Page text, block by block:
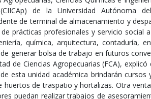
de la Universidad Autónoma
de terminal de almacenamiento y
prácticas profesionales y servicio social
química, arquitectura, contaduría,
generar bolsa de trabajo en futuros
de Ciencias Agropecuarias (FCA),
esta unidad académica brindarán
huertos de traspatio y hortalizas. Otra
puedan realizar trabajos de